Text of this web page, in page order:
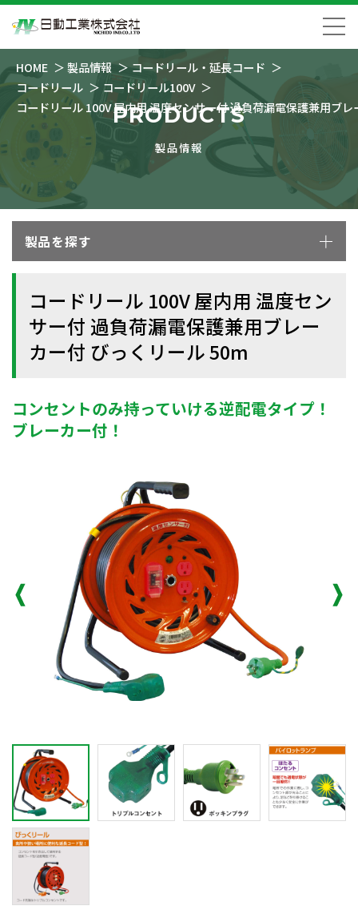
HOME 製品情報
コードリール・延長コード
コードリール
コードリール100V
コードリール 100V 屋内用 温度センサー付 過負荷漏電保護兼用ブ
PRODUCTS
製品情報
製品を探す
コードリール 100V 屋内用 温度セン
サー付 過負荷漏電保護兼用ブレー
カー付 びっくリール 50m
コンセントのみ持っていける逆配電タイプ！
ブレーカー付！